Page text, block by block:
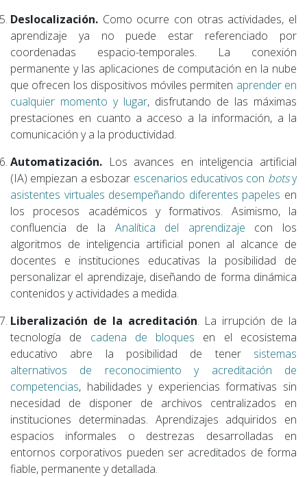
Deslocalización. Como ocurre con otras actividades, el
aprendizaje ya no puede estar referenciado por
coordenadas espacio-temporales. La conexión
permanente y las aplicaciones de computación en la nube
que ofrecen los dispositivos móviles permiten aprender en
cualquier momento y lugar, disfrutando de las máximas
prestaciones en cuanto a acceso a la información, a la
comunicación y a la productividad.
Automatización. Los avances en inteligencia artificial
(IA) empiezan a esbozar escenarios educativos con botsy
asistentes virtuales desempeñando diferentes papeles en
los procesos académicos y formativos. Asimismo, la
confluencia de la Analítica del aprendizaje con los
algoritmos de inteligencia artificial ponen al alcance de
docentes e instituciones educativas la posibilidad de
personalizar el aprendizaje, diseñando de forma dinámica
contenidos y actividades a medida.
Liberalización de la acreditación. La irrupción de la
tecnología de cadena de bloques en el ecosistema
educativo abre la posibilidad de tener sistemas
alternativos de reconocimiento y acreditación de
competencias, habilidades y experiencias formativas sin
necesidad de disponer de archivos centralizados en
instituciones determinadas. Aprendizajes adquiridos en
espacios informales o destrezas desarrolladas en
entornos corporativos pueden ser acreditados de forma
fiable, permanente y detallada.